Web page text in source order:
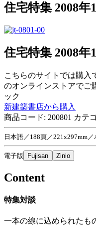
住宅特集 2008年
住宅特集 2008年
こちらのサイトでは購入
のオンラインストアでご
ック
新建築書店から購入
商品コード: 200801 カテ
日本語／188頁／221x297mm
電子版 Fujisan Zinio
Content
特集対談
一本の線に込められた